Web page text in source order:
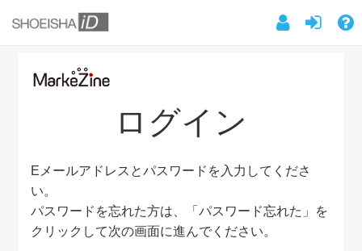
ログイン
Eメールアドレスとパスワードを入力してくださ
い。
パスワードを忘れた方は、「パスワード忘れた」を
クリックして次の画面に進んでください。